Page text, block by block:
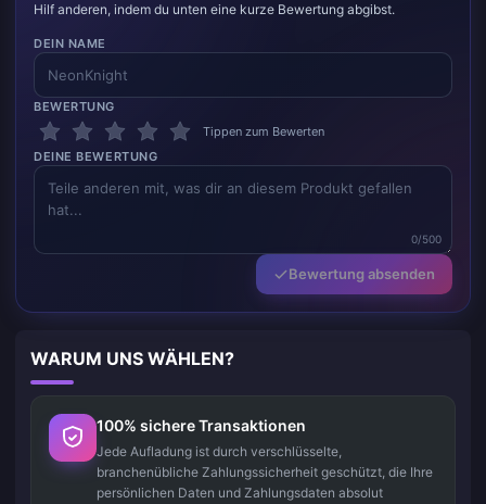
Hilf anderen, indem du unten eine kurze Bewertung abgibst.
DEIN NAME
BEWERTUNG
Tippen zum Bewerten
DEINE BEWERTUNG
0/500
Bewertung absenden
WARUM UNS WÄHLEN?
100% sichere Transaktionen
Jede Aufladung ist durch verschlüsselte,
branchenübliche Zahlungssicherheit geschützt, die Ihre
persönlichen Daten und Zahlungsdaten absolut